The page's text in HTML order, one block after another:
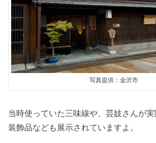
写真提供：金沢市
当時使っていた三味線や、芸妓さんが
装飾品なども展示されていますよ。